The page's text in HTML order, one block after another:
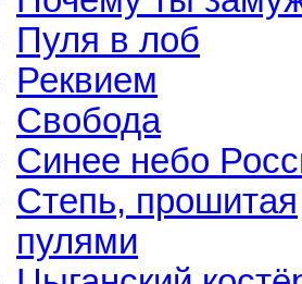
Пуля в лоб
Реквием
Свобода
Синее небо
Степь, прошитая
пулями